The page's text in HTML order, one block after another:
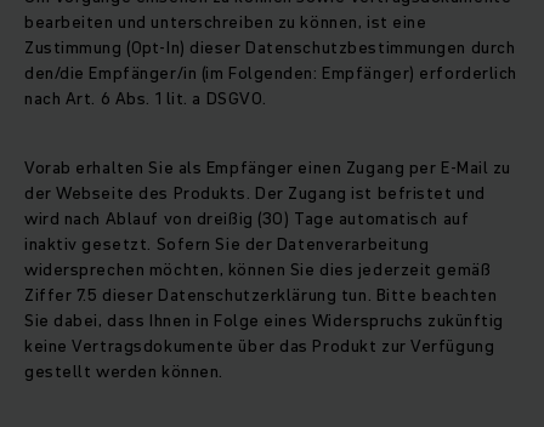
bearbeiten und unterschreiben zu können, ist eine
Zustimmung (Opt-In) dieser Datenschutzbestimmungen durch
den/die Empfänger/in (im Folgenden: Empfänger) erforderlich
nach Art. 6 Abs. 1 lit. a DSGVO.
Vorab erhalten Sie als Empfänger einen Zugang per E-Mail zu
der Webseite des Produkts. Der Zugang ist befristet und
wird nach Ablauf von dreißig (30) Tage automatisch auf
inaktiv gesetzt. Sofern Sie der Datenverarbeitung
widersprechen möchten, können Sie dies jederzeit gemäß
Ziffer 7.5 dieser Datenschutzerklärung tun. Bitte beachten
Sie dabei, dass Ihnen in Folge eines Widerspruchs zukünftig
keine Vertragsdokumente über das Produkt zur Verfügung
gestellt werden können.